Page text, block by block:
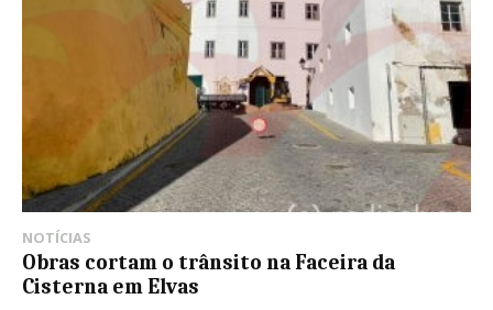
NOTÍCIAS
Obras cortam o trânsito na Faceira da
Cisterna em Elvas